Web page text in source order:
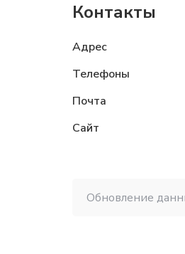
Контакты
Адрес
Телефоны
Почта
Сайт
Обновление